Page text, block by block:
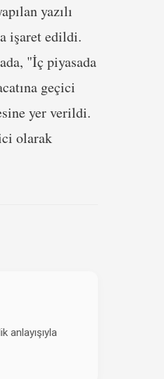
yazılı
işaret edildi.
"İç piyasada
geçici
yer verildi.
olarak
anlayışıyla